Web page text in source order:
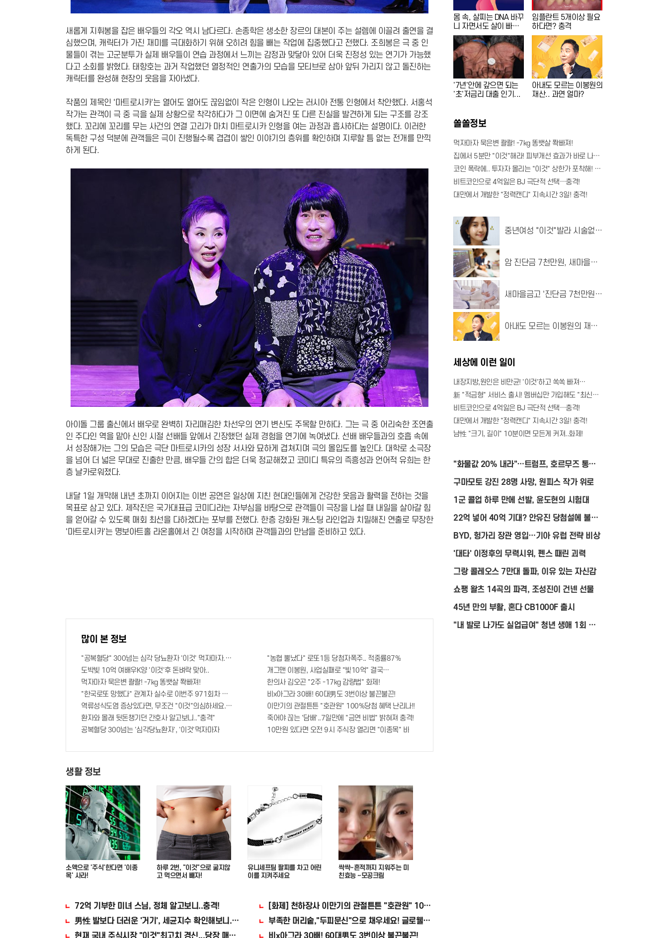
새롭게 지휘봉을 잡은 배우들의 각오 역시 남다르다. 손종학은 생소한 장르의 대본이 주는 설렘에 이끌려 출연을 결
심했으며, 캐릭터가 가진 재미를 극대화하기 위해 오히려 힘을 빼는 작업에 집중했다고 전했다. 조희봉은 극 중 인
물들이 겪는 고군분투가 실제 배우들이 연습 과정에서 느끼는 감정과 맞닿아 있어 더욱 진정성 있는 연기가 가능했
다고 소회를 밝혔다. 태항호는 과거 작업했던 열정적인 연출가의 모습을 모티브로 삼아 앞뒤 가리지 않고 돌진하는
캐릭터를 완성해 현장의 웃음을 자아냈다.
작품의 제목인 '마트로시카'는 열어도 열어도 끊임없이 작은 인형이 나오는 러시아 전통 인형에서 착안했다. 서홍석
작가는 관객이 극 중 극을 실제 상황으로 착각하다가 그 이면에 숨겨진 또 다른 진실을 발견하게 되는 구조를 강조
했다. 꼬리에 꼬리를 무는 사건의 연결 고리가 마치 마트로시카 인형을 여는 과정과 흡사하다는 설명이다. 이러한
독특한 구성 덕분에 관객들은 극이 진행될수록 겹겹이 쌓인 이야기의 층위를 확인하며 지루할 틈 없는 전개를 만끽
하게 된다.
아이돌 그룹 출신에서 배우로 완벽히 자리매김한 차선우의 연기 변신도 주목할 만하다. 그는 극 중 어리숙한 조연출
인 주다인 역을 맡아 신인 시절 선배들 앞에서 긴장했던 실제 경험을 연기에 녹여냈다. 선배 배우들과의 호흡 속에
서 성장해가는 그의 모습은 극단 마트로시카의 성장 서사와 묘하게 겹쳐지며 극의 몰입도를 높인다. 대학로 소극장
을 넘어 더 넓은 무대로 진출한 만큼, 배우들 간의 합은 더욱 정교해졌고 코미디 특유의 즉흥성과 언어적 유희는 한
층 날카로워졌다.
내달 1일 개막해 내년 초까지 이어지는 이번 공연은 일상에 지친 현대인들에게 건강한 웃음과 활력을 전하는 것을
목표로 삼고 있다. 제작진은 국가대표급 코미디라는 자부심을 바탕으로 관객들이 극장을 나설 때 내일을 살아갈 힘
을 얻어갈 수 있도록 매회 최선을 다하겠다는 포부를 전했다. 한층 강화된 캐스팅 라인업과 치밀해진 연출로 무장한
'마트로시카'는 명보아트홀 라온홀에서 긴 여정을 시작하며 관객들과의 만남을 준비하고 있다.
많이 본 정보
"공복혈당" 300넘는 심각 당뇨환자 '이것' 먹자마자..바로
도박빚 10억 여배우K양 '이것'후 돈벼락 맞아..
먹자마자 묵은변 콸콸! -7kg 똥뱃살 쫙빠져!
"한국로또 망했다" 관계자 실수로 이번주 971회차 번호 6자리 공개!? 꼭 확인해라!
역류성식도염 증상있다면, 무조건 "이것"의심하세요. 간단치료법 나왔다!
환자와 몰래 뒷돈챙기던 간호사 알고보니.."충격"
공복혈당 300넘는 '심각당뇨환자', '이것'먹자마자
"농협 뿔났다" 로또1등 당첨자폭주.. 적중률87%
개그맨 이봉원, 사업실패로 "빛10억" 결국…
한의사 김오곤 "2주 -17kg 감량법" 화제!
비x아그라 30배! 60대男도 3번이상 불끈불끈!
이만기의 관절튼튼 "호관원" 100%당첨 혜택 난리나!!
죽어야 끊는 '담배'..7일만에 "금연 비법" 밝혀져 충격!
10만원 있다면 오전 9시 주식장 열리면 "이종목" 바
생활 정보
소액으로 '주식'한다면 '이종
목' 사라!
하루 2번, "이것"으로 굶지않
고 먹으면서 빼자!
유니세프팀 팔찌를 차고 어린
이를 지켜주세요
싹싹~흔적까지 지워주는 미
친효능 ~모공크림
72억 기부한 미녀 스님, 정체 알고보니..충격!
男性 발보다 더러운 '거기', 세균지수 확인해보니..충격!
현재 국내 주식시장 "이것"최고치 경신...당장 매수해라!!
[화제] 천하장사 이만기의 관절튼튼 "호관원" 100%당첨 혜택 난리나!!
부족한 머리숱,"두피문신"으로 채우세요! 글로웰의원 의)96837
비x아그라 30배! 60대男도 3번이상 불끈불끈!
몸 속, 살찌는 DNA 바꾸
니 자면서도 살이 빠
져..?
임플란트 5개이상 필요
하다면? 충격
'7년'안에 갚으면 되는
'초'저금리 대출 인기...
아내도 모르는 이봉원의
재산.. 과연 얼마?
쏠쏠정보
먹자마자 묵은변 콸콸! -7kg 똥뱃살 쫙빠져!
집에서 5분만 "이것"해라! 피부개선 효과가 바로 나타난다!!
코인 폭락에.. 투자자 몰리는 "이것" 상한가 포착해! 미리 투자..
비트코인으로 4억잃은 BJ 극단적 선택…충격!
대만에서 개발한 "정력캔디" 지속시간 3일! 충격!
중년여성 "이것"발라 시술없는
암 진단금 7천만원, 새마을금
새마을금고 '진단금 7천만원'
아내도 모르는 이봉원의 재산..
세상에 이런 일이
내장지방,원인은 비만균! '이것'하고 쏙쏙 빠져…
新 "적금형" 서비스 출시! 멤버십만 가입해도 "최신가전" 선착순 100% 무료 경품지원!!
비트코인으로 4억잃은 BJ 극단적 선택…충격!
대만에서 개발한 "정력캔디" 지속시간 3일! 충격!
남性 "크기, 길이" 10분이면 모든게 커져..화제!
"화물값 20% 내라"…트럼프, 호르무즈 통항
료 폭탄
구마모토 강진 28명 사망, 원피스 작가 위로
1군 콜업 하루 만에 선발, 윤도현의 시험대
22억 넣어 40억 기대? 안유진 당첨설에 불붙
은 ‘로또 청약’
BYD, 헝가리 장관 영입…기아 유럽 전략 비상
'대타' 이정후의 무력시위, 펜스 때린 괴력
그랑 콜레오스 7만대 돌파, 이유 있는 자신감
쇼팽 왈츠 14곡의 파격, 조성진이 건넨 선물
45년 만의 부활, 혼다 CB1000F 출시
"내 발로 나가도 실업급여" 청년 생애 1회 지